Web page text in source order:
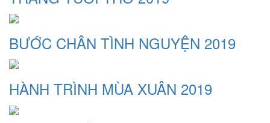
BƯỚC CHÂN TÌNH NGUYỆN 2019
HÀNH TRÌNH MÙA XUÂN 2019